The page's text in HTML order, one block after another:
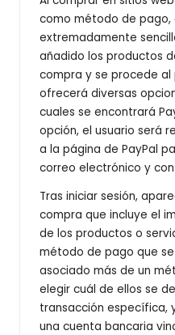
como método de pago,
extremadamente
añadido los productos
compra y se procede al
ofrecerá diversas
cuales se encontrará
opción, el usuario será
a la página de PayPal
correo electrónico y
Tras iniciar sesión,
compra que incluye el
de los productos o
método de pago que
asociado más de un
elegir cuál de ellos se
transacción específica,
una cuenta bancaria